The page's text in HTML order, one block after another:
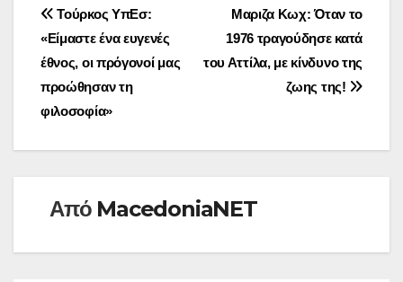
Πλοήγηση
άρθρων
Μαριζα Κωχ: Όταν το
1976 τραγούδησε κατά
του Αττίλα, με κίνδυνο της
ζωης της!
Τούρκος ΥπΕσ:
«Είμαστε ένα ευγενές
έθνος, οι πρόγονοί μας
προώθησαν τη
φιλοσοφία»
Από MacedoniaNET